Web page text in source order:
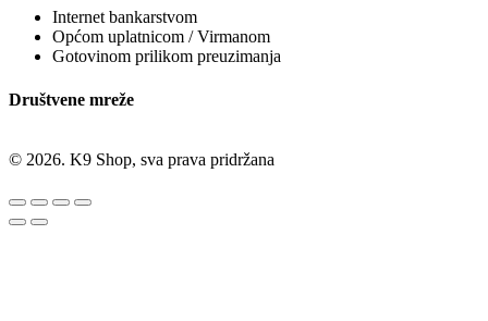
Internet bankarstvom
Općom uplatnicom / Virmanom
Gotovinom prilikom preuzimanja
Društvene mreže
© 2026. K9 Shop, sva prava pridržana